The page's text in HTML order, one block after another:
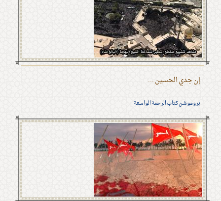
إن جدي الحسين ...
بروموشن كتاب الرحمة الواسعة